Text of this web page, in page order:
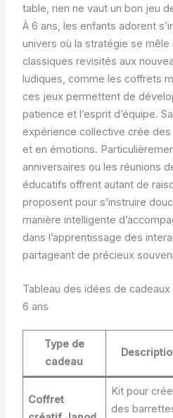
table, rien ne vaut un bon jeu
À 6 ans, les enfants adorent
univers où la stratégie se mêle
classiques revisités aux
ludiques, comme les coffrets
ces jeux permettent de
patience et l’esprit d’équipe.
expérience collective crée
et en émotions.
anniversaires ou les réunions
éducatifs offrent autant de
proposent pour s’instruire
manière intelligente
dans l’apprentissage des
partageant de précieux
Tableau des idées de
6 ans
Type de
cadeau
Coffret
Kit pour
des